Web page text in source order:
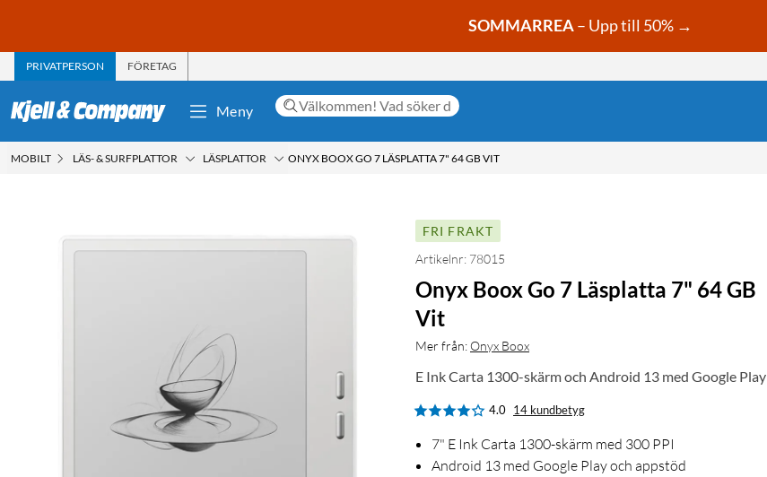
SOMMARREA– Upp till 50% →
PRIVATPERSON FÖRETAG
Meny
MOBILT LÄS- & SURFPLATTOR LÄSPLATTOR ONYX BOOX GO 7 LÄSPLATTA 7" 64 GB VIT
FRI FRAKT
Artikelnr: 78015
Onyx Boox Go 7 Läsplatta 7" 64 GB
Vit
Mer från:Onyx Boox
E Ink Carta 1300-skärm och Android 13 med Google Play
4.0 14 kundbetyg
7" E Ink Carta 1300-skärm med 300 PPI
Android 13 med Google Play och appstöd